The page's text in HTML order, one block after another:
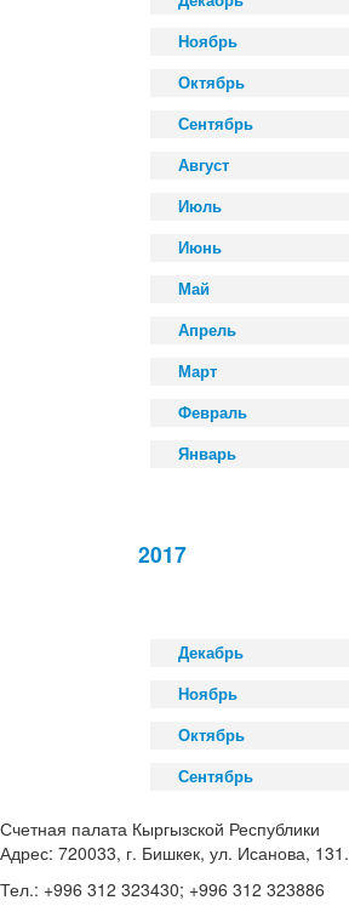
Ноябрь
Октябрь
Сентябрь
Август
Июль
Июнь
Май
Апрель
Март
Февраль
Январь
2017
Декабрь
Ноябрь
Октябрь
Сентябрь
Счетная палата Кыргызской Республики
Адрес: 720033, г. Бишкек, ул. Исанова, 131.
Тел.: +996 312 323430; +996 312 323886